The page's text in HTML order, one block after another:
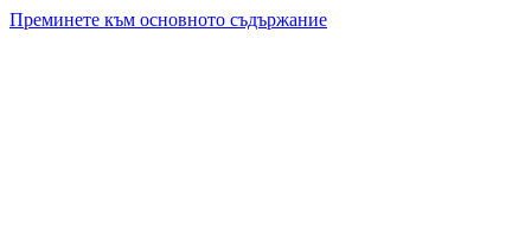
Преминете към основното съдържание